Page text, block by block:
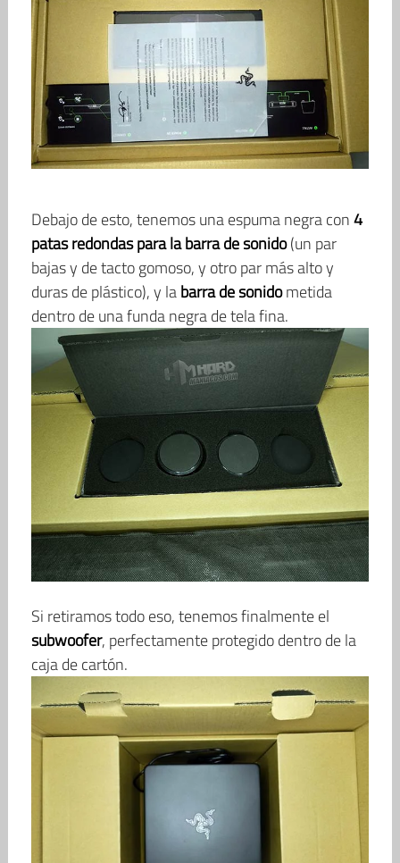
Debajo de esto, tenemos una espuma negra con4
patas redondas para la barra de sonido(un par
bajas y de tacto gomoso, y otro par más alto y
duras de plástico), y labarra de sonidometida
dentro de una funda negra de tela fina.
Si retiramos todo eso, tenemos finalmente el
subwoofer, perfectamente protegido dentro de la
caja de cartón.